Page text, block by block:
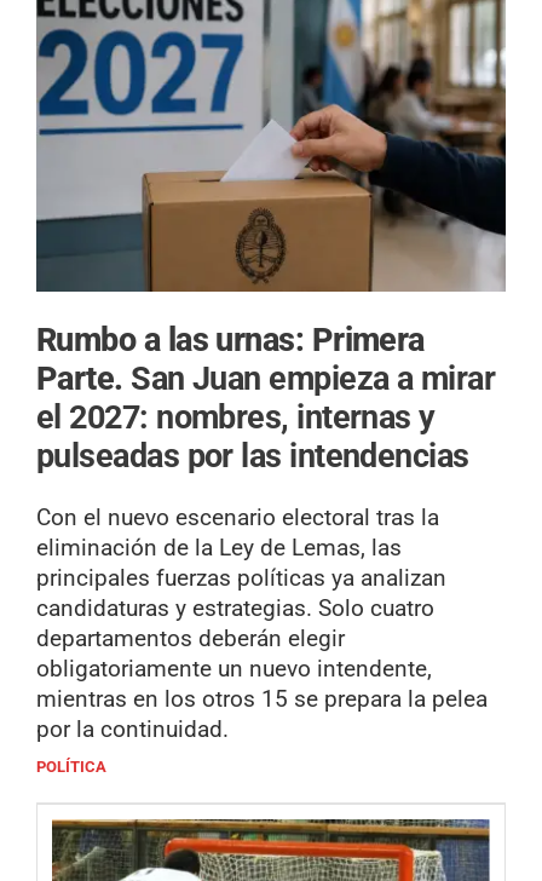
Rumbo a las urnas: Primera
Parte. San Juan empieza a mirar
el 2027: nombres, internas y
pulseadas por las intendencias
Con el nuevo escenario electoral tras la
eliminación de la Ley de Lemas, las
principales fuerzas políticas ya analizan
candidaturas y estrategias. Solo cuatro
departamentos deberán elegir
obligatoriamente un nuevo intendente,
mientras en los otros 15 se prepara la pelea
por la continuidad.
POLÍTICA